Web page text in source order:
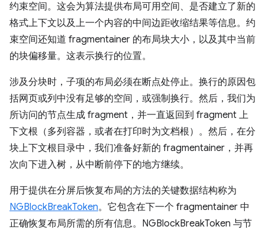
约束空间。这会为算法提供布局可用空间、是否建立了新的
格式上下文以及上一个内容的中间边距收缩结果等信息。约
束空间还知道 fragmentainer 的布局块大小，以及其中当前
的块偏移量。这表示换行的位置。
涉及分块时，子项的布局必须在断点处停止。换行的原因包
括网页或列中没有足够的空间，或强制换行。然后，我们为
所访问的节点生成 fragment，并一直返回到 fragment 上
下文根（多列容器，或者在打印时为文档根）。然后，在分
块上下文根目录中，我们准备好新的 fragmentainer，并再
次向下进入树，从中断前停下的地方继续。
用于提供在分屏后恢复布局的方法的关键数据结构称为
NGBlockBreakToken。它包含在下一个 fragmentainer 中
正确恢复布局所需的所有信息。NGBlockBreakToken 与节